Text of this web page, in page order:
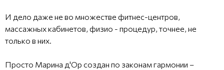
И дело даже не во множестве фитнес-центров,
массажных кабинетов, физио - процедур, точнее, не
только в них.
Просто Марина д'Ор создан по законам гармонии –